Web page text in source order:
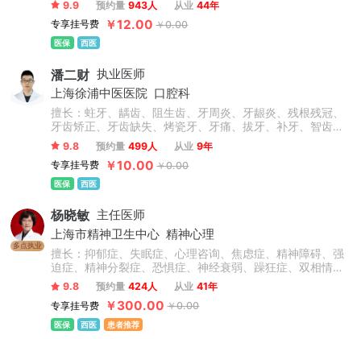
病症、植物神经紊乱、情绪障碍心理治疗、心理干预、创伤
后应激障碍等精神心理疾病的诊断与精准个性化治疗。擅于
运用心理学原理疏导情绪问题、人际关系问题。
9.9 预约量 943人 从业 44年
专享挂号费
￥12.00 ￥0.00
医保 西医
潘二财 执业医师
上海徐浦中医医院 口腔科
擅长：蛀牙、龋齿、阻生齿、牙周炎、牙龈炎、残根残冠、
牙齿矫正、牙齿缺失、烤瓷牙、牙痛、拔牙、补牙、智齿、
根管治疗等，此外对于前牙美容修复、牙齿缺失的冠(桥)修
复、以及咬合重建的复杂义齿修复、全口义齿修复、直丝弓
矫正、自锁矫正、隐形矫正、牙齿美容、牙齿修复、烤瓷
牙、美白贴面等技术操作熟练，临床经验丰富。
9.8 预约量 499人 从业 9年
专享挂号费
￥10.00 ￥0.00
医保 西医
多点执业
杨晓敏 主任医师
上海市精神卫生中心 精神心理
擅长：抑郁症、失眠症、心理咨询、焦虑症、精神障碍、强
迫症、精神分裂症、恐惧症、神经衰弱、躁狂症、双相情感
障碍、心理障碍、神经官能症、头晕头疼、植物神经紊乱、
自闭症、儿童抽动症、人格障碍、酒精依赖症、成人/青少年
心理咨询、青少年情绪与行为障碍。
9.8 预约量 424人 从业 41年
专享挂号费
￥300.00 ￥0.00
医保 西医 患者推荐